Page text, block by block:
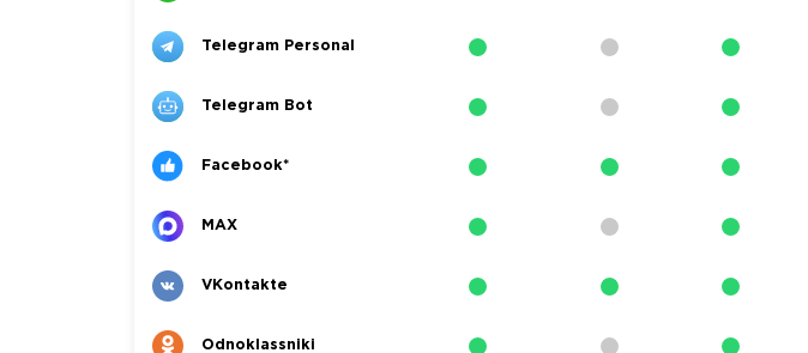
Telegram Personal
Telegram Bot
Facebook*
MAX
VKontakte
Odnoklassniki